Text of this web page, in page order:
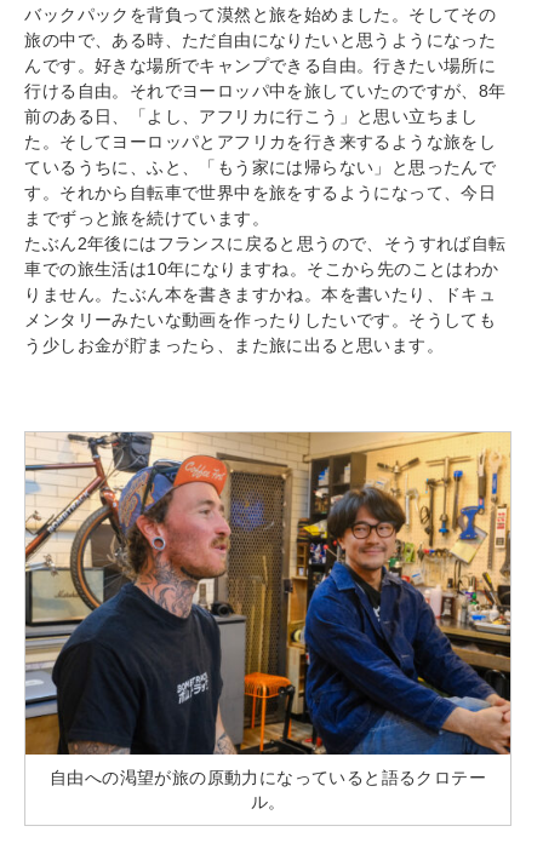
バックパックを背負って漠然と旅を始めました。そしてその
旅の中で、ある時、ただ自由になりたいと思うようになった
んです。好きな場所でキャンプできる自由。行きたい場所に
行ける自由。それでヨーロッパ中を旅していたのですが、8年
前のある日、「よし、アフリカに行こう」と思い立ちまし
た。そしてヨーロッパとアフリカを行き来するような旅をし
ているうちに、ふと、「もう家には帰らない」と思ったんで
す。それから自転車で世界中を旅をするようになって、今日
までずっと旅を続けています。
たぶん2年後にはフランスに戻ると思うので、そうすれば自転
車での旅生活は10年になりますね。そこから先のことはわか
りません。たぶん本を書きますかね。本を書いたり、ドキュ
メンタリーみたいな動画を作ったりしたいです。そうしても
う少しお金が貯まったら、また旅に出ると思います。
自由への渇望が旅の原動力になっていると語るクロテー
ル。